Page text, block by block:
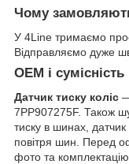
Чому
У 4Line тримаємо
Відправляємо дуже
OEM і сумісність
Датчик тиску коліс
7PP907275F. Також
тиску в шинах, датчик
повітря шин. Перед
фото та комплектацію.